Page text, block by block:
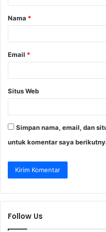
a
r
Nama *
Email *
Situs Web
Simpan nama, email, dan
untuk komentar saya
Follow Us